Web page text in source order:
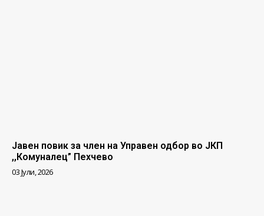
Јавен повик за член на Управен одбор во ЈКП
,,Комуналец” Пехчево
03 Јули, 2026